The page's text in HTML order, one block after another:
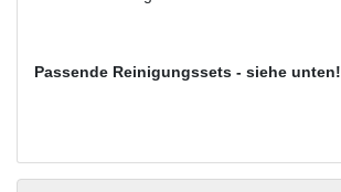
Passende Reinigungssets - siehe unten!